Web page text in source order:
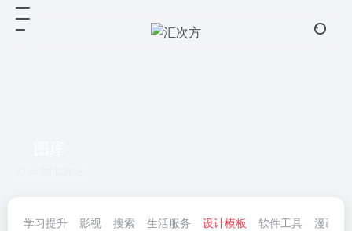
学习提升 影视 搜索 生活服务 设计模板 软件工具 漫画小